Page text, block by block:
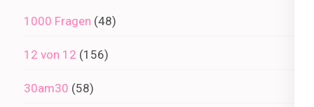
1000 Fragen (48)
12 von 12 (156)
30am30 (58)